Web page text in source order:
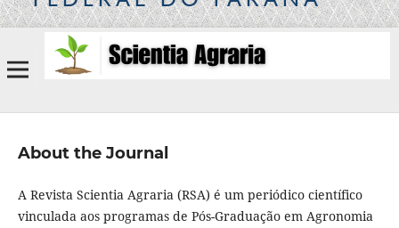
About the Journal
A Revista Scientia Agraria (RSA) é um periódico científico
vinculada aos programas de Pós-Graduação em Agronomia